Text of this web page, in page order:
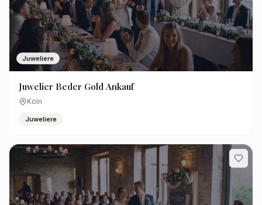
Juweliere
Juwelier Beder Gold Ankauf
Köln
Juweliere